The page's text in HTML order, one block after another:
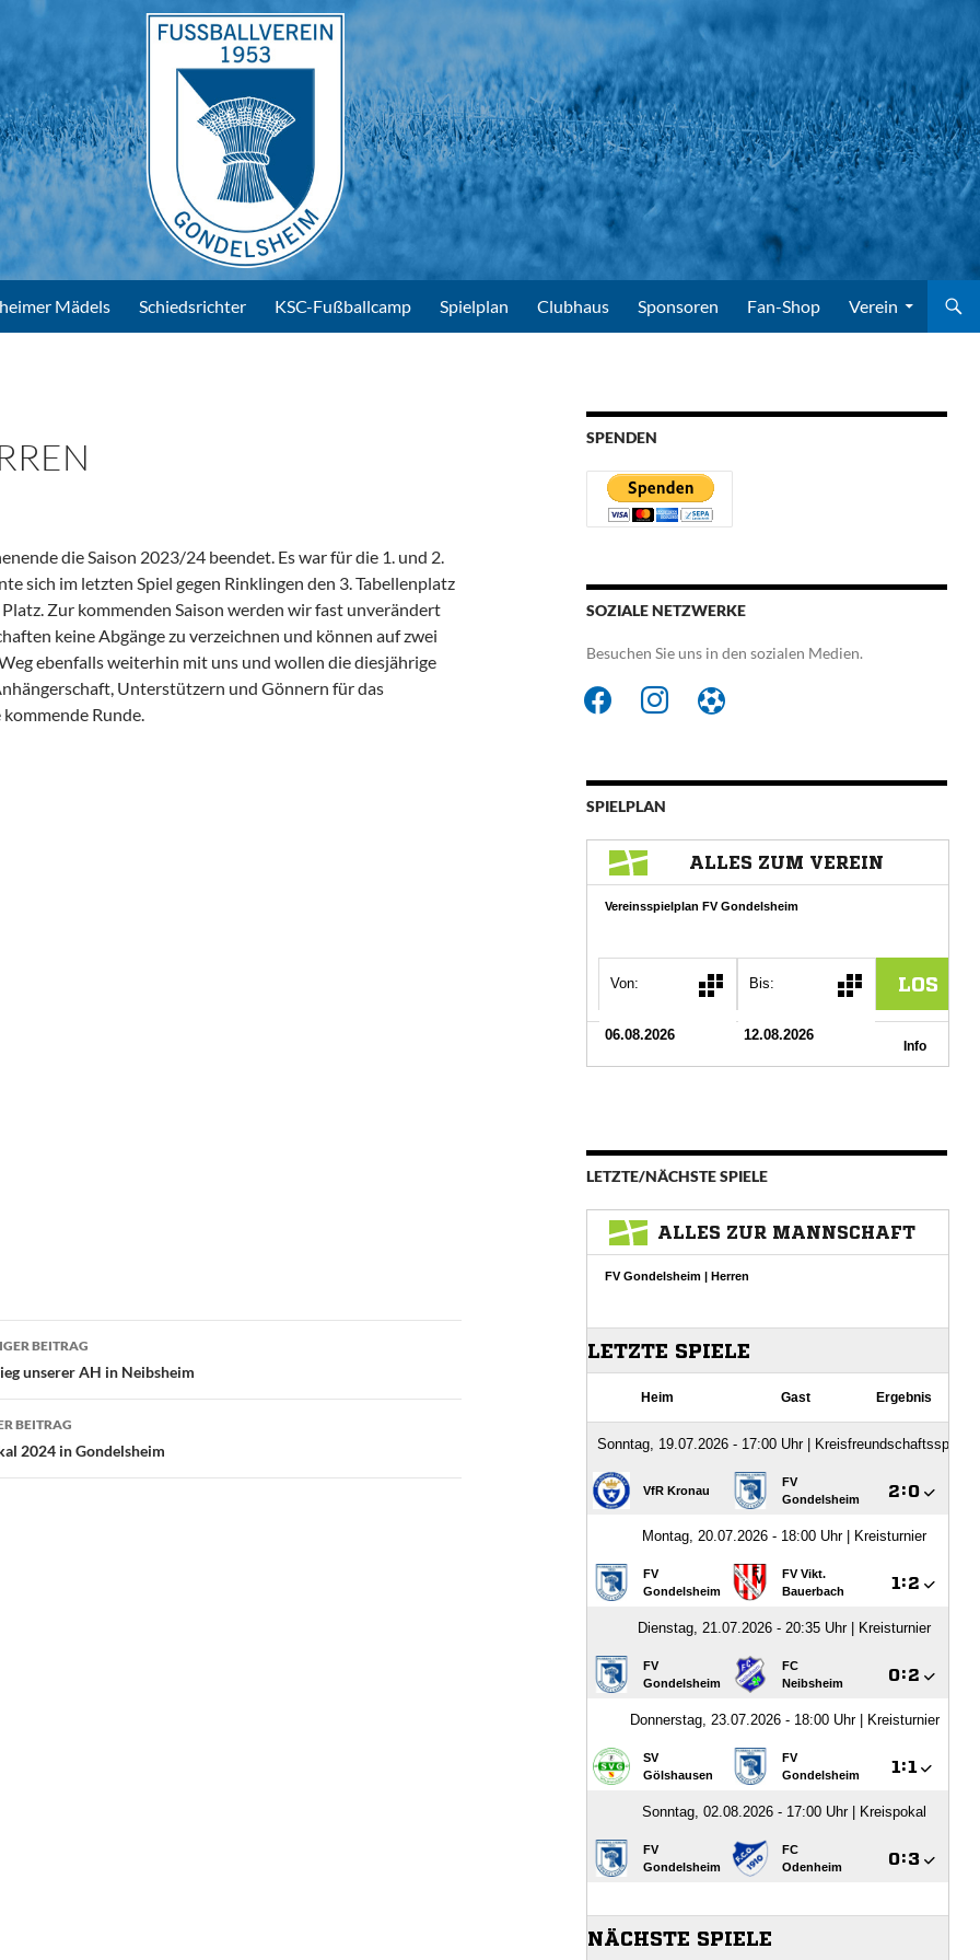
Mädels Schiedsrichter KSC-Fußballcamp Spielplan Clubhaus Sponsoren Fan-Shop Verein
die Saison 2023/24 beendet. Es war für die 1. und 2.
sich im letzten Spiel gegen Rinklingen den 3. Tabellenplatz
Zur kommenden Saison werden wir fast unverändert
keine Abgänge zu verzeichnen und können auf zwei
ebenfalls weiterhin mit uns und wollen die diesjährige
Unterstützern und Gönnern für das
Runde.
BEITRAG
unserer AH in Neibsheim
BEITRAG
2024 in Gondelsheim
SPENDEN
SOZIALE NETZWERKE
Besuchen Sie uns in den sozialen Medien.
facebook
instagram futbol-
SPIELPLAN
LETZTE/NÄCHSTE SPIELE